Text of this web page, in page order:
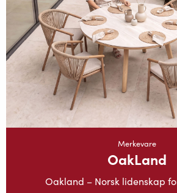
Merkevare
OakLand
Oakland – Norsk lidenskap